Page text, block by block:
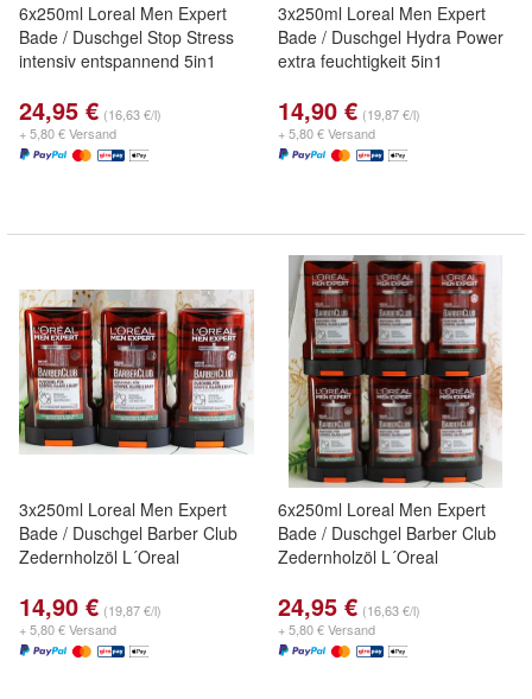
6x250ml Loreal Men Expert
Bade / Duschgel Stop Stress
intensiv entspannend 5in1
24,95 € (16,63 €/l)
+ 5,80 € Versand
3x250ml Loreal Men Expert
Bade / Duschgel Hydra Power
extra feuchtigkeit 5in1
14,90 € (19,87 €/l)
+ 5,80 € Versand
3x250ml Loreal Men Expert
Bade / Duschgel Barber Club
Zedernholzöl L´Oreal
14,90 € (19,87 €/l)
+ 5,80 € Versand
6x250ml Loreal Men Expert
Bade / Duschgel Barber Club
Zedernholzöl L´Oreal
24,95 € (16,63 €/l)
+ 5,80 € Versand